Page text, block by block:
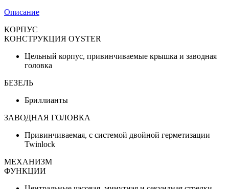
Описание
КОРПУС
КОНСТРУКЦИЯ OYSTER
Цельный корпус, привинчиваемые крышка и заводная
головка
БЕЗЕЛЬ
Бриллианты
ЗАВОДНАЯ ГОЛОВКА
Привинчиваемая, с системой двойной герметизации
Twinlock
МЕХАНИЗМ
ФУНКЦИИ